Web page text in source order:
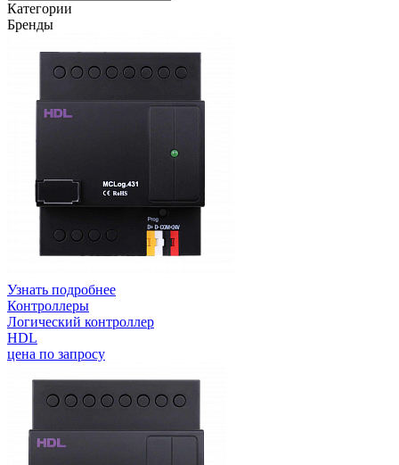
Категории
Бренды
Узнать подробнее
Контроллеры
Логический контроллер
HDL
цена по запросу